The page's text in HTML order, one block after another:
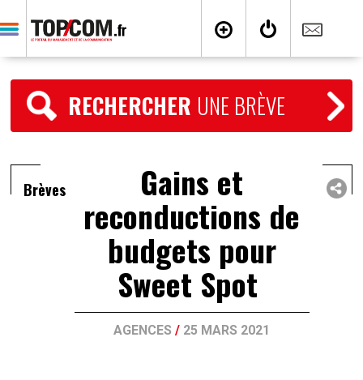
RECHERCHER UNE BRÈVE
Brèves Gains et
reconductions de
budgets pour
Sweet Spot
AGENCES / 25 MARS 2021